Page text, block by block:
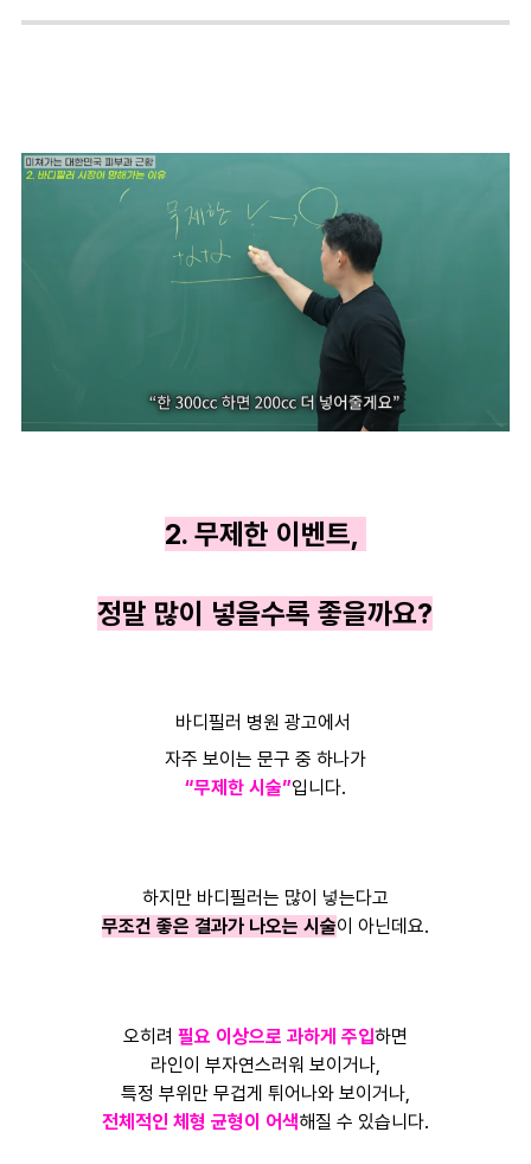
2. 무제한 이벤트,
정말 많이 넣을수록 좋을까요?
바디필러 병원 광고에서
자주 보이는 문구 중 하나가
“무제한 시술”입니다.
하지만 바디필러는 많이 넣는다고
무조건 좋은 결과가 나오는 시술이 아닌데요.
오히려 필요 이상으로 과하게 주입하면
라인이 부자연스러워 보이거나,
특정 부위만 무겁게 튀어나와 보이거나,
전체적인 체형 균형이 어색해질 수 있습니다.